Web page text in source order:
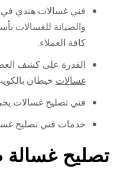
فني غسالات هندي في
والصيانة للغسالات
كافة العملاء.
القدرة على كشف
غسالات خيطان
فني تصليح غسالات
خدمات فني تصليح
تصليح